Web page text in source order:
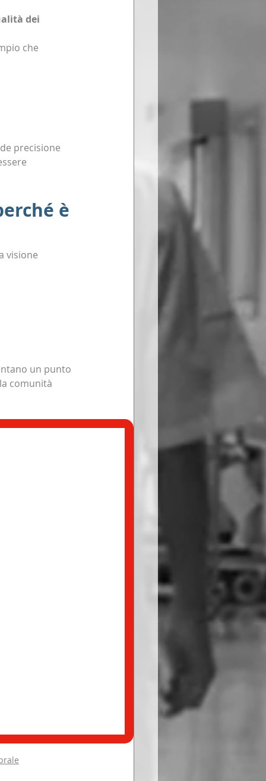
dei
che
precisione
è
visione
un punto
comunità